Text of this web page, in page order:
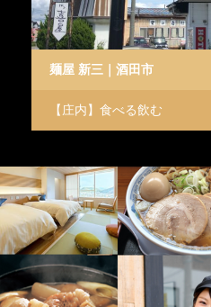
麺屋 新三｜酒田市
【庄内】食べる飲む